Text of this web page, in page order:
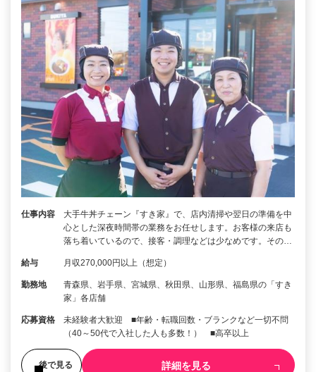
仕事内容
大手牛丼チェーン『すき家』で、店内清掃や翌日の準備を中
心とした深夜時間帯の業務をお任せします。お客様の来店も
落ち着いているので、接客・調理などは少なめです。その…
給与 月収270,000円以上（想定）
勤務地
青森県、岩手県、宮城県、秋田県、山形県、福島県の「すき
家」各店舗
応募資格
未経験者大歓迎 ■年齢・転職回数・ブランクなど一切不問
（40～50代で入社した人も多数！） ■高卒以上
後で見る 詳細を見る